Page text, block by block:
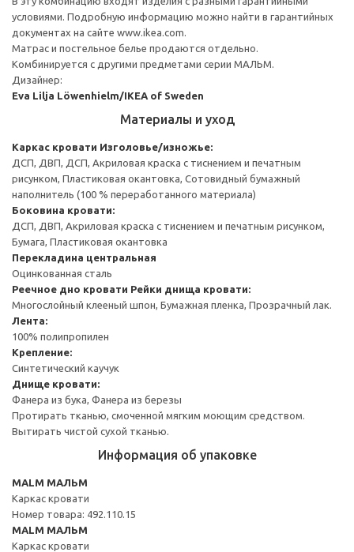
условиями. Подробную информацию можно найти в гарантийных
документах на сайте www.ikea.com.
Матрас и постельное белье продаются отдельно.
Комбинируется с другими предметами серии МАЛЬМ.
Дизайнер:
Eva Lilja Löwenhielm/IKEA of Sweden
Материалы и уход
Каркас кровати Изголовье/изножье:
ДСП, ДВП, ДСП, Акриловая краска с тиснением и печатным
рисунком, Пластиковая окантовка, Сотовидный бумажный
наполнитель (100 % переработанного материала)
Боковина кровати:
ДСП, ДВП, Акриловая краска с тиснением и печатным рисунком,
Бумага, Пластиковая окантовка
Перекладина центральная
Оцинкованная сталь
Реечное дно кровати Рейки днища кровати:
Многослойный клееный шпон, Бумажная пленка, Прозрачный лак.
Лента:
100% полипропилен
Крепление:
Синтетический каучук
Днище кровати:
Фанера из бука, Фанера из березы
Протирать тканью, смоченной мягким моющим средством.
Вытирать чистой сухой тканью.
Информация об упаковке
MALM МАЛЬМ
Каркас кровати
Номер товара: 492.110.15
MALM МАЛЬМ
Каркас кровати